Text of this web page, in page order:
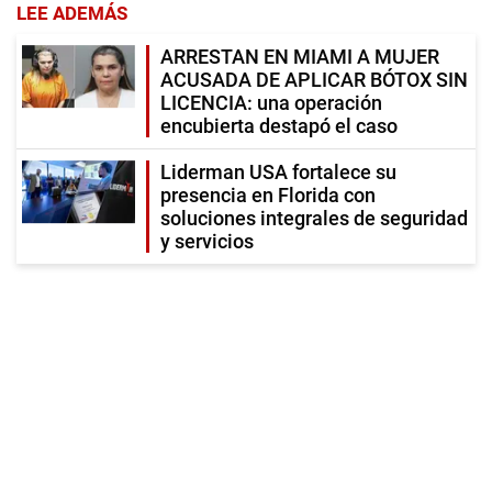
LEE ADEMÁS
ARRESTAN EN MIAMI A MUJER
ACUSADA DE APLICAR BÓTOX SIN
LICENCIA: una operación
encubierta destapó el caso
Liderman USA fortalece su
presencia en Florida con
soluciones integrales de seguridad
y servicios